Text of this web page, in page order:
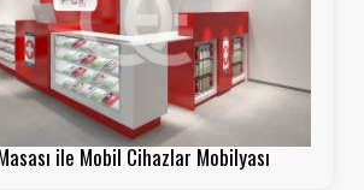
ile Mobil Cihazlar Mobilyası